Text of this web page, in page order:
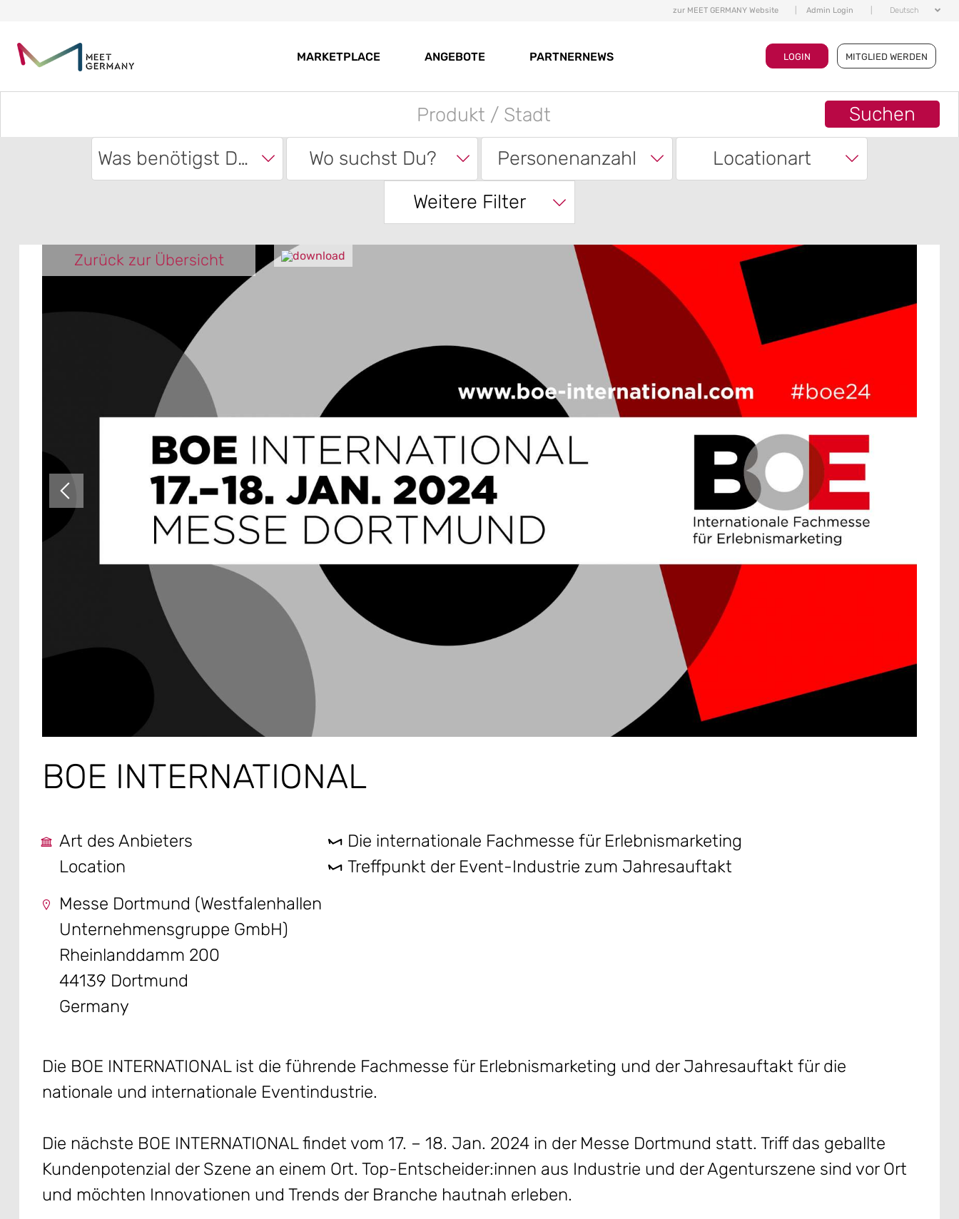
zur MEET GERMANY Website Admin Login Deutsch
MARKETPLACE ANGEBOTE PARTNERNEWS LOGIN MITGLIED WERDEN
Suchen
Was benötigst Du?
Wo suchst Du? Personenanzahl
Locationart
Weitere Filter
Zurück zur Übersicht
BOE INTERNATIONAL
Art des Anbieters
Location
Messe Dortmund (Westfalenhallen
Unternehmensgruppe GmbH)
Rheinlanddamm 200
44139 Dortmund
Germany
Die internationale Fachmesse für Erlebnismarketing
Treffpunkt der Event-Industrie zum Jahresauftakt
Die BOE INTERNATIONAL ist die führende Fachmesse für Erlebnismarketing und der Jahresauftakt für die
nationale und internationale Eventindustrie.
Die nächste BOE INTERNATIONAL findet vom 17. – 18. Jan. 2024 in der Messe Dortmund statt. Triff das geballte
Kundenpotenzial der Szene an einem Ort. Top-Entscheider:innen aus Industrie und der Agenturszene sind vor Ort
und möchten Innovationen und Trends der Branche hautnah erleben.